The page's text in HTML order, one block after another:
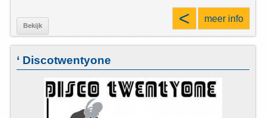
Bekijk < meer info
‘ Discotwentyone